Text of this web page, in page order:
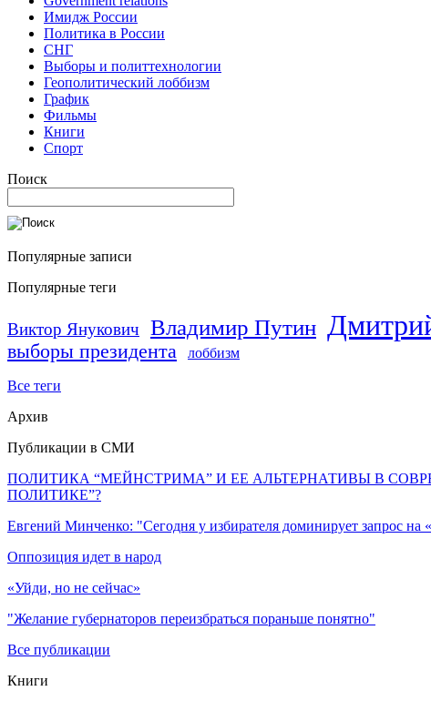
Имидж России
Политика в России
СНГ
Выборы и политтехнологии
Геополитический лоббизм
График
Фильмы
Книги
Спорт
Поиск
Популярные записи
Популярные теги
Виктор Янукович Владимир Путин
выборы президента лоббизм
Все теги
Архив
Публикации в СМИ
ПОЛИТИКА “МЕЙНСТРИМА” И ЕЕ АЛЬТЕРНАТИВЫ В
ПОЛИТИКЕ”?
Евгений Минченко: "Сегодня у избирателя доминирует запрос на
Оппозиция идет в народ
«Уйди, но не сейчас»
"Желание губернаторов переизбраться пораньше понятно"
Все публикации
Книги